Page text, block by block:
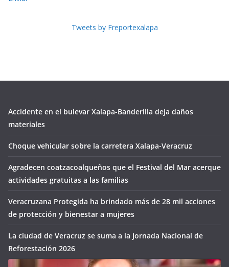
Tweets by Freportexalapa
Accidente en el bulevar Xalapa-Banderilla deja daños
materiales
Choque vehicular sobre la carretera Xalapa-Veracruz
Agradecen coatzacoalqueños que el Festival del Mar acerque
actividades gratuitas a las familias
Veracruzana Protegida ha brindado más de 28 mil acciones
de protección y bienestar a mujeres
La ciudad de Veracruz se suma a la Jornada Nacional de
Reforestación 2026